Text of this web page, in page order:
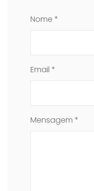
Nome *
Email *
Mensagem *